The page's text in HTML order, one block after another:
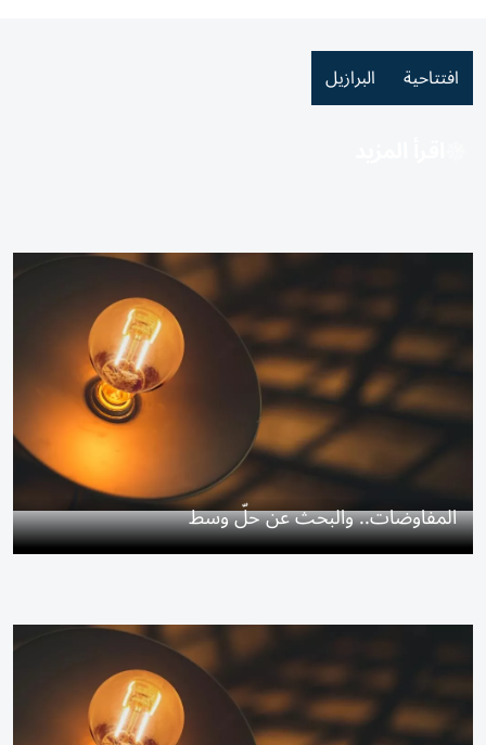
افتتاحية البرازيل
المفاوضات.. والبحث عن حلّ وسط